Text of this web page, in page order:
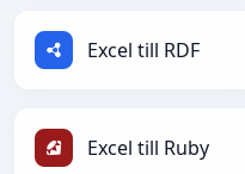
Excel till RDF
Excel till Ruby